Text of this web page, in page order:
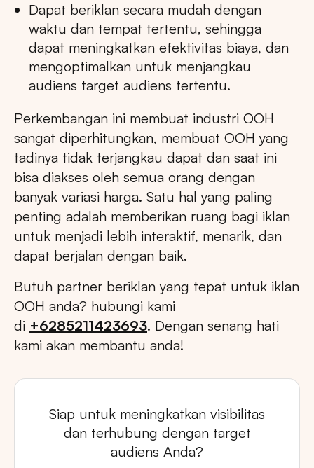
Dapat beriklan secara mudah dengan
waktu dan tempat tertentu, sehingga
dapat meningkatkan efektivitas biaya, dan
mengoptimalkan untuk menjangkau
audiens target audiens tertentu.
Perkembangan ini membuat industri OOH
sangat diperhitungkan, membuat OOH yang
tadinya tidak terjangkau dapat dan saat ini
bisa diakses oleh semua orang dengan
banyak variasi harga. Satu hal yang paling
penting adalah memberikan ruang bagi iklan
untuk menjadi lebih interaktif, menarik, dan
dapat berjalan dengan baik.
Butuh partner beriklan yang tepat untuk iklan
OOH anda? hubungi kami
di +6285211423693. Dengan senang hati
kami akan membantu anda!
Siap untuk meningkatkan visibilitas
dan terhubung dengan target
audiens Anda?